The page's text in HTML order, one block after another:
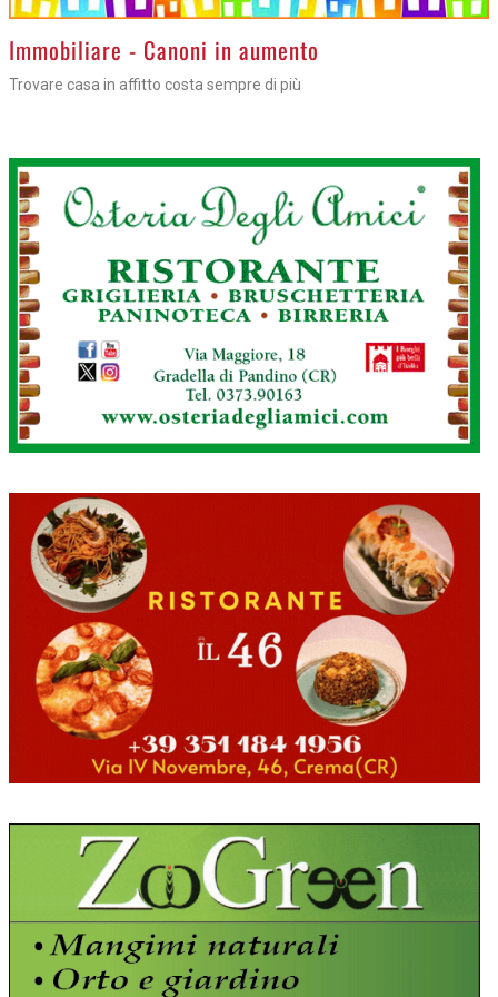
>Immobiliare - Canoni in aumento
Trovare casa in affitto costa sempre di più